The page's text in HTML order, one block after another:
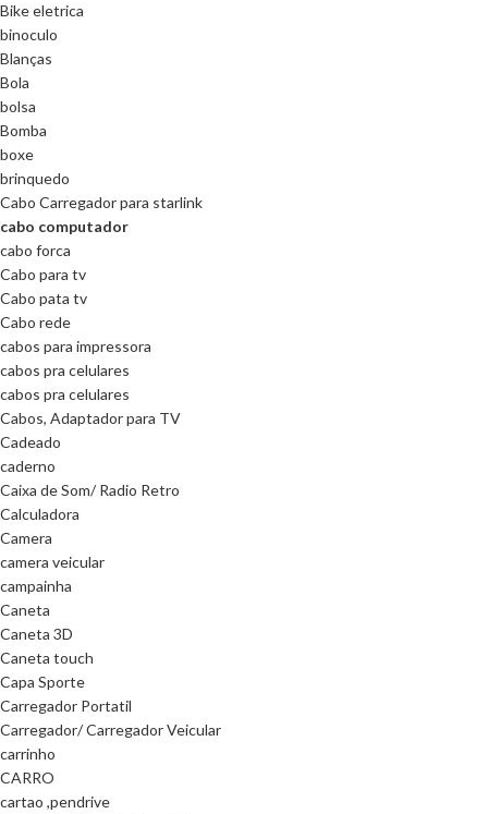
Bike eletrica
binoculo
Blanças
Bola
bolsa
Bomba
boxe
brinquedo
Cabo Carregador para starlink
cabo computador
cabo forca
Cabo para tv
Cabo pata tv
Cabo rede
cabos para impressora
cabos pra celulares
cabos pra celulares
Cabos, Adaptador para TV
Cadeado
caderno
Caixa de Som/ Radio Retro
Calculadora
Camera
camera veicular
campainha
Caneta
Caneta 3D
Caneta touch
Capa Sporte
Carregador Portatil
Carregador/ Carregador Veicular
carrinho
CARRO
cartao ,pendrive